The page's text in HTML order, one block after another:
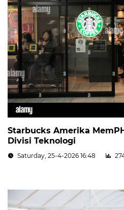
Starbucks Amerika
Divisi Teknologi
Saturday, 25-4-2026 16:48